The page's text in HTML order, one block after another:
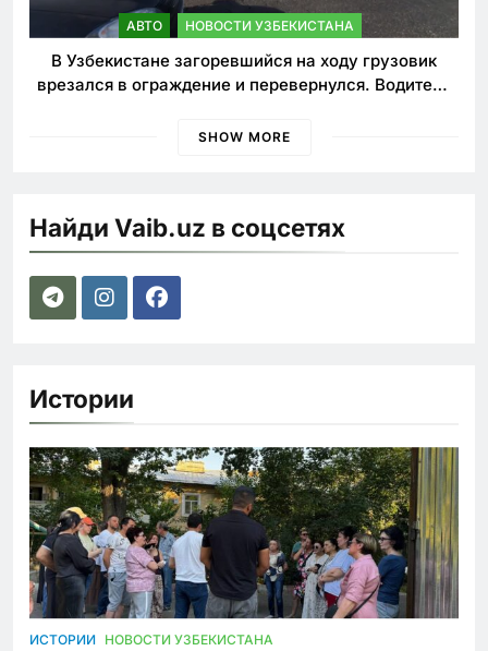
АВТО НОВОСТИ УЗБЕКИСТАНА
В Узбекистане загоревшийся на ходу грузовик
врезался в ограждение и перевернулся. Водитель
SHOW MORE
Найди Vaib.uz в соцсетях
Истории
ИСТОРИИ НОВОСТИ УЗБЕКИСТАНА